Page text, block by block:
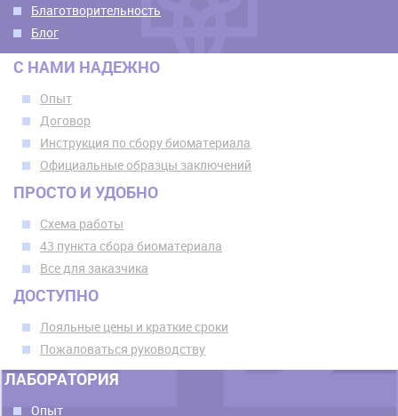
Благотворительность
Блог
С НАМИ НАДЕЖНО
Опыт
Договор
Инструкция по сбору биоматериала
Официальные образцы заключений
ПРОСТО И УДОБНО
Схема работы
43 пункта сбора биоматериала
Все для заказчика
ДОСТУПНО
Лояльные цены и краткие сроки
Пожаловаться руководству
ЛАБОРАТОРИЯ
Опыт